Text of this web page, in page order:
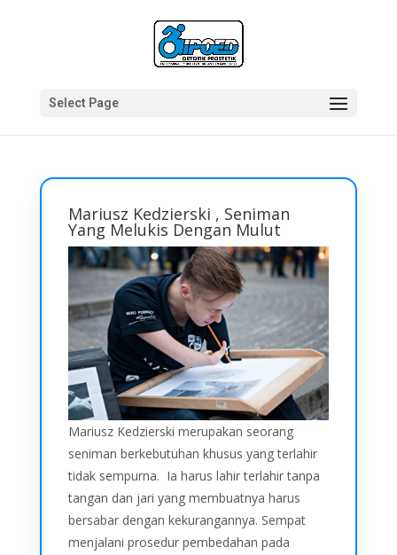
Select Page
Mariusz Kedzierski , Seniman
Yang Melukis Dengan Mulut
Mariusz Kedzierski merupakan seorang
seniman berkebutuhan khusus yang terlahir
tidak sempurna. Ia harus lahir terlahir tanpa
tangan dan jari yang membuatnya harus
bersabar dengan kekurangannya. Sempat
menjalani prosedur pembedahan pada